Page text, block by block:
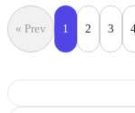
« Prev 1 2 3